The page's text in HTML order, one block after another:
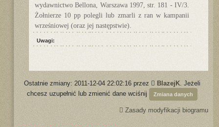
wydawnictwo Bellona, Warszawa 1997, str. 181 - IV/3.
Żołnierze 10 pp polegli lub zmarli z ran w kampanii
wrześniowej (oraz jej następstwie).
Uwagi:
Ostatnie zmiany: 2011-12-04 22:02:16 przez BlazejK. Jeżeli
chcesz uzupełnić lub zmienić dane wciśnij
Zmiana danych
Zasady modyfikacji biogramu